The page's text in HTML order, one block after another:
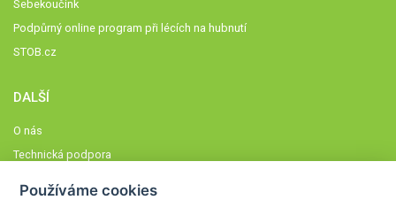
Sebekoučink
Podpůrný online program při lécích na hubnutí
STOB.cz
DALŠÍ
O nás
Technická podpora
Používáme cookies